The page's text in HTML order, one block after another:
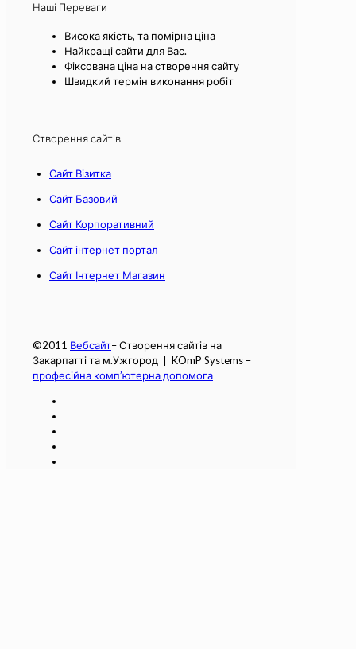
Наші Переваги
Висока якість, та помірна ціна
Найкращі сайти для Вас.
Фіксована ціна на створення сайту
Швидкий термін виконання робіт
Створення сайтів
Сайт Візитка
Сайт Базовий
Сайт Корпоративний
Сайт інтернет портал
Сайт Інтернет Магазин
©2011 Вебсайт– Створення сайтів на
Закарпатті та м.Ужгород | KOmP Systems –
професійна комп’ютерна допомога